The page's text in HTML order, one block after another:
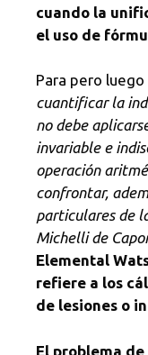
cuando la
el uso de
Para pero luego
cuantificar la
no debe
invariable e
operación
confrontar,
particulares de
Michelli de
Elemental
refiere a los
de lesiones o
El problema de